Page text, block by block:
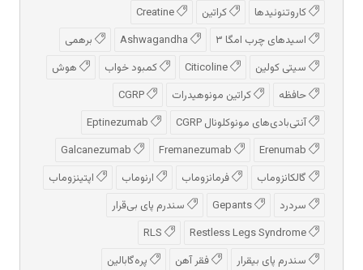
کاروتنوئیدها
کراتین
اسیدهای چرب امگا ۳
برهمی
سیتی کولین
کمبود خواب
هوش
حافظه
کراتین مونوهیدرات
آنتی‌بادی‌های مونوکلونال CGRP
گالکانزوماب
فرمانزوماب ارنوماب
اپتینزوماب
سردرد
سندرم پای بی‌قرار
سندرم پای بیقرار
فقر آهن
پره‌گابالین